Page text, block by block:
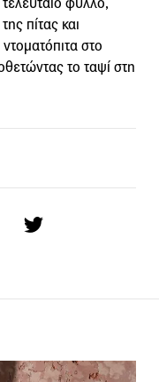
πίτας και
στο
το ταψί στη